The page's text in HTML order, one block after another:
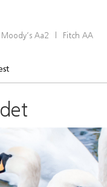
Moody’s Aa2 | Fitch AA